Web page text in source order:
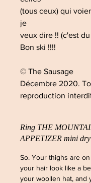
(tous ceux) qui
je
veux dire !! (c'est
Bon ski !!!!
© The Sausage
Décembre 2020.
reproduction
Ring THE
APPETIZER mini dry
So. Your thighs are on
your hair look like a
your woollen hat, and